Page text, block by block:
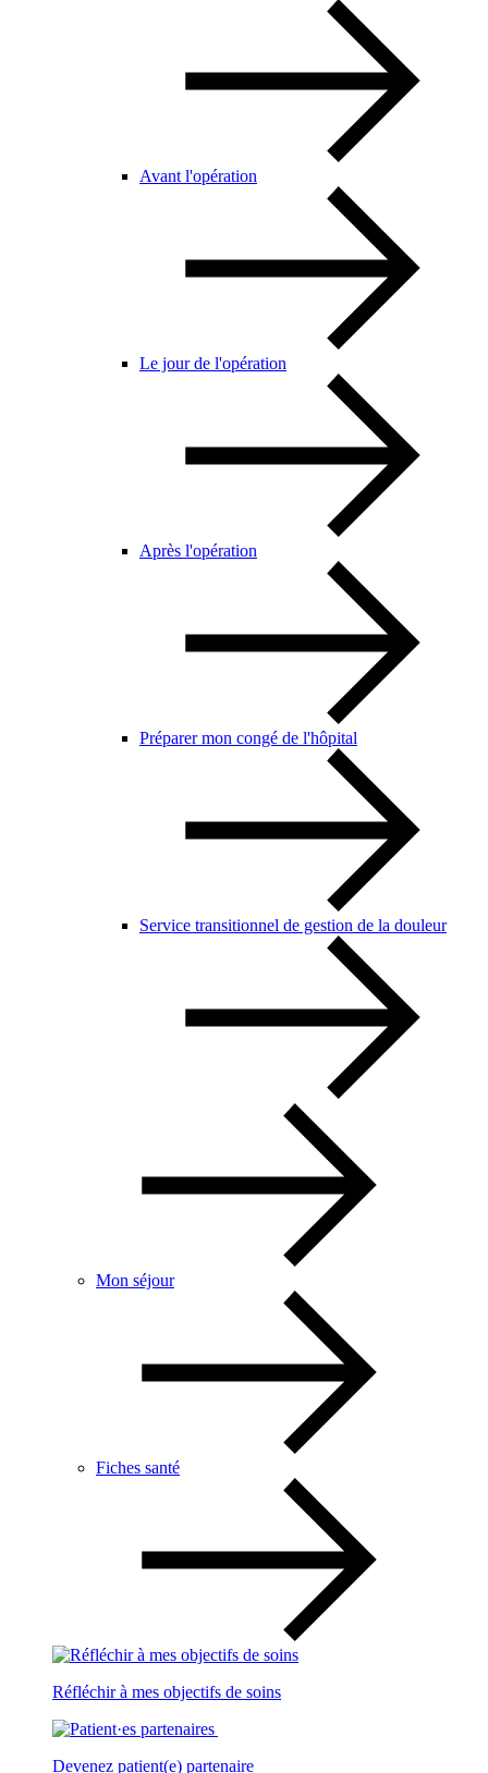
Avant l'opération
Le jour de l'opération
Après l'opération
Préparer mon congé de l'hôpital
Service transitionnel de gestion de la douleur
Mon séjour
Fiches santé
Réfléchir à mes objectifs de soins
Devenez patient(e) partenaire